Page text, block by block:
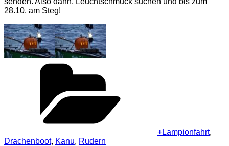
28.10. am Steg!
+Lampionfahrt,
Drachenboot, Kanu, Rudern